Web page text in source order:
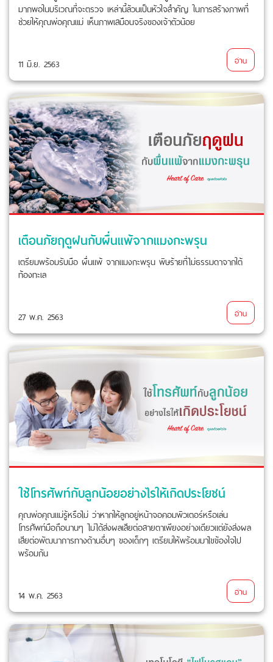
มากพอในบริเวณที่จะตรวจ เหล่านี้ล้วนเป็นหัวใจสำคัญ ในการสร้างภาพที่
ช่วยให้คุณพ่อคุณแม่ เห็นภาพเสมือนจริงของเจ้าตัวน้อย
11 มิ.ย. 2563 อ่าน
เตือนภัยฤดูฝนกับผื่นแพ้จากแมงกะพรุน
เตรียมพร้อมรับมือ ผื่นแพ้ จากแมงกะพรุน พิษร้ายที่ไม่ธรรมดาจากใต้
ท้องทะเล
27 พ.ค. 2563 อ่าน
ใช้โทรศัพท์กับลูกน้อยอย่างไรให้เกิดประโยชน์
คุณพ่อคุณแม่รู้หรือไม่ ว่าหากให้ลูกอยู่หน้าจอคอมพิวเตอร์หรือเล่น
โทรศัพท์มือถือนานๆ ไม่ได้ส่งผลเสียต่อสายตาเพียงอย่างเดียวแต่ยังส่งผล
เสียต่อพัฒนาการทางด้านอื่นๆ ของเด็กๆ เตรียมให้พร้อมมาไขข้องใจไป
พร้อมกัน
14 พ.ค. 2563 อ่าน